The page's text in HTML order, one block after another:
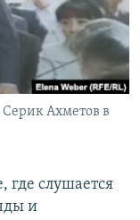
Ахметов в
где слушается
и